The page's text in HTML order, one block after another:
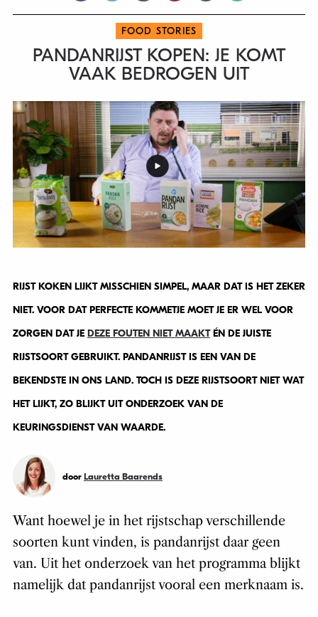
FOOD STORIES
PANDANRIJST KOPEN: JE KOMT
VAAK BEDROGEN UIT
RIJST KOKEN LIJKT MISSCHIEN SIMPEL, MAAR DAT IS HET ZEKER
NIET. VOOR DAT PERFECTE KOMMETJE MOET JE ER WEL VOOR
ZORGEN DAT JE DEZE FOUTEN NIET MAAKTÉN DE JUISTE
RIJSTSOORT GEBRUIKT. PANDANRIJST IS EEN VAN DE
BEKENDSTE IN ONS LAND. TOCH IS DEZE RIJSTSOORT NIET WAT
HET LIJKT, ZO BLIJKT UIT ONDERZOEK VAN DE
KEURINGSDIENST VAN WAARDE.
door Lauretta Baarends
Want hoewel je in het rijstschap verschillende
soorten kunt vinden, is pandanrijst daar geen
van. Uit het onderzoek van het programma blijkt
namelijk dat pandanrijst vooral een merknaam is.